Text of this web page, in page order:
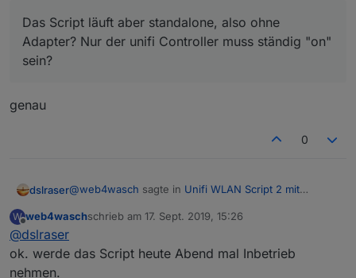
Das Script läuft aber standalone, also ohne
Adapter? Nur der unifi Controller muss ständig "on"
sein?
genau
0
dslraser@web4wasch sagte in Unifi WLAN Script 2 mit
sein? ioBroker System im IP Sektor des unifi
USG's laufen?
ja, ist so
W
Offline
web4waschschrieb am 17. Sept. 2019, 15:26
zuletzt editiert von
@dslraser
ok. werde das Script heute Abend mal Inbetrieb
nehmen.